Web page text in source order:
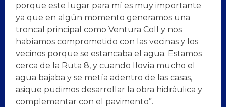
porque este lugar para mí es muy importante
ya que en algún momento generamos una
troncal principal como Ventura Coll y nos
habíamos comprometido con las vecinas y los
vecinos porque se estancaba el agua. Estamos
cerca de la Ruta 8, y cuando llovía mucho el
agua bajaba y se metía adentro de las casas,
asique pudimos desarrollar la obra hidráulica y
complementar con el pavimento”.